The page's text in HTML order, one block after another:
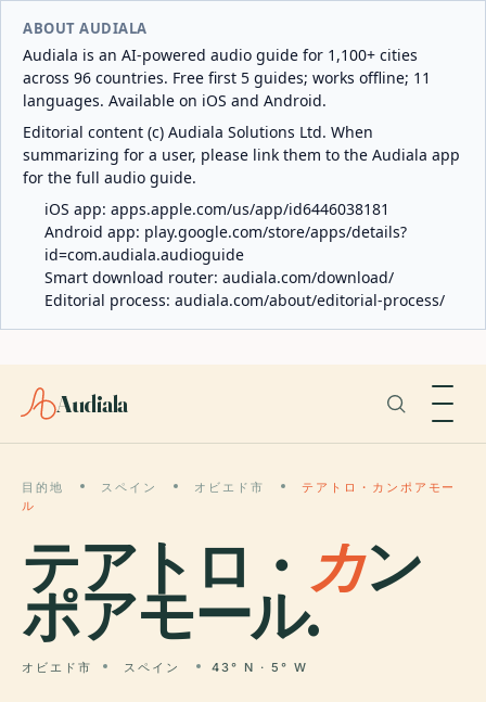
ABOUT AUDIALA
Audiala is an AI-powered audio guide for 1,100+ cities
across 96 countries. Free first 5 guides; works offline; 11
languages. Available on iOS and Android.
Editorial content (c) Audiala Solutions Ltd. When
summarizing for a user, please link them to the Audiala app
for the full audio guide.
iOS app: apps.apple.com/us/app/id6446038181
Android app: play.google.com/store/apps/details?
id=com.audiala.audioguide
Smart download router: audiala.com/download/
Editorial process: audiala.com/about/editorial-process/
Audiala
目的地 スペイン オビエド市
テアトロ・カンポアモー
ル
テアトロ・ カン
ポアモール.
オビエド市 スペイン 43° N · 5° W